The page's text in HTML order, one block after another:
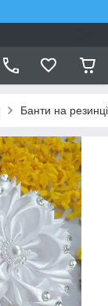
Банти на резинці